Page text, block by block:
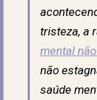
tristeza, a
mental
não
saúde